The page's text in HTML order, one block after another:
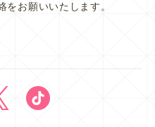
お願いいたします。